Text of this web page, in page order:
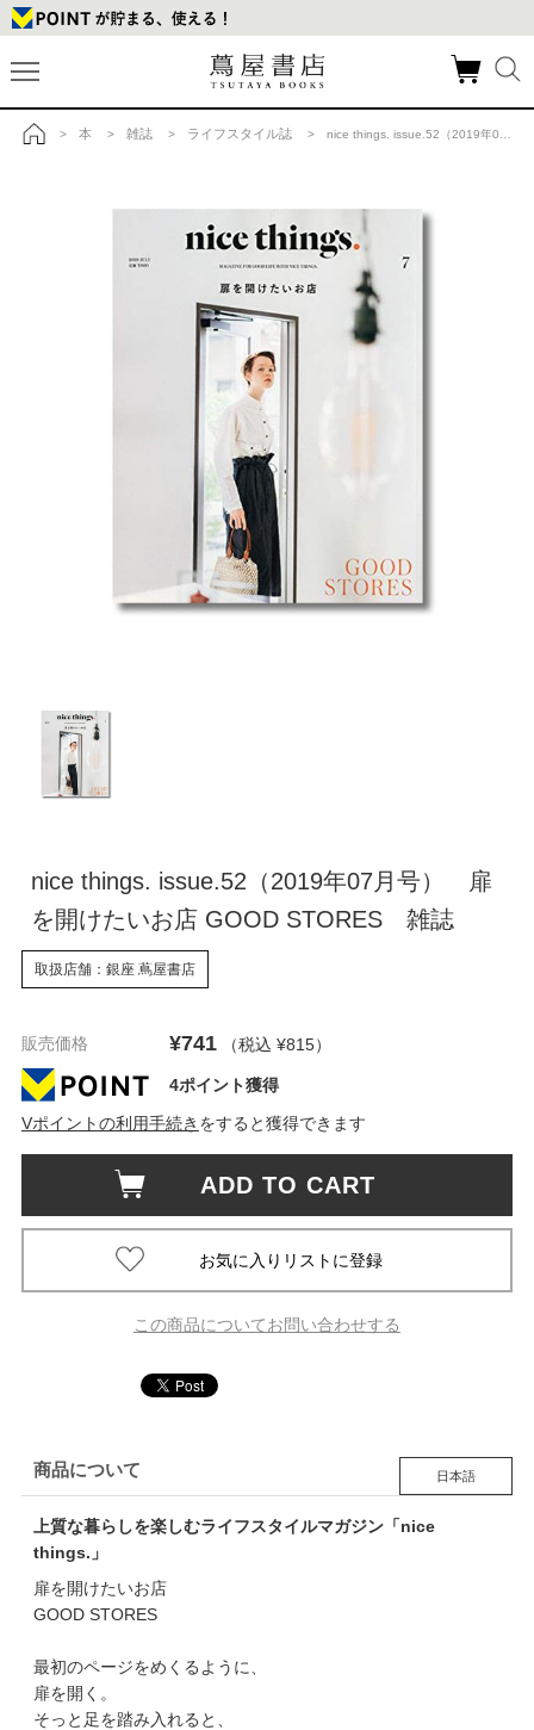
> 本 > 雑誌 > ライフスタイル誌 > nice things. issue.52（2019年07月号） 扉を開けたいお店 GOOD STORES 雑誌の商品詳細
nice things. issue.52（2019年07月号） 扉
を開けたいお店 GOOD STORES 雑誌
取扱店舗：銀座 蔦屋書店
販売価格 ¥741 （税込 ¥815）
4ポイント獲得
Vポイントの利用手続き をすると獲得できます
ADD TO CART
この商品についてお問い合わせする
商品について 日本語
上質な暮らしを楽しむライフスタイルマガジン「nice
things.」
扉を開けたいお店
GOOD STORES
最初のページをめくるように、
扉を開く。
そっと足を踏み入れると、